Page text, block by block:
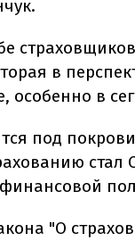
в
особенно в
под
стал
"О